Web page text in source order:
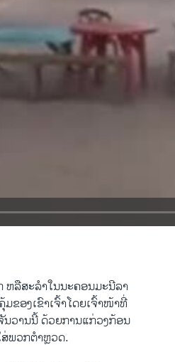
ລືສະລໍາໃນນະຄອນມະນີລາ
ຂອງເຂົາເຈົ້າໂດຍເຈົ້າໜ້າທີ່
ວານນີ້ ດ້ວຍການແກ່ວງກ້ອນ
ພວກຕໍາຫຼວດ.